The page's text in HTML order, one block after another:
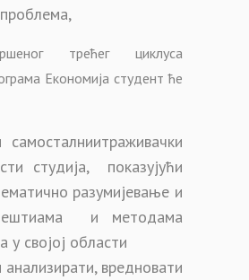
трећег циклуса
Економија студент ће
самосталниитраживачки
студија, показујући
разумијевање и
и методама
у својој области
анализирати, вредновати